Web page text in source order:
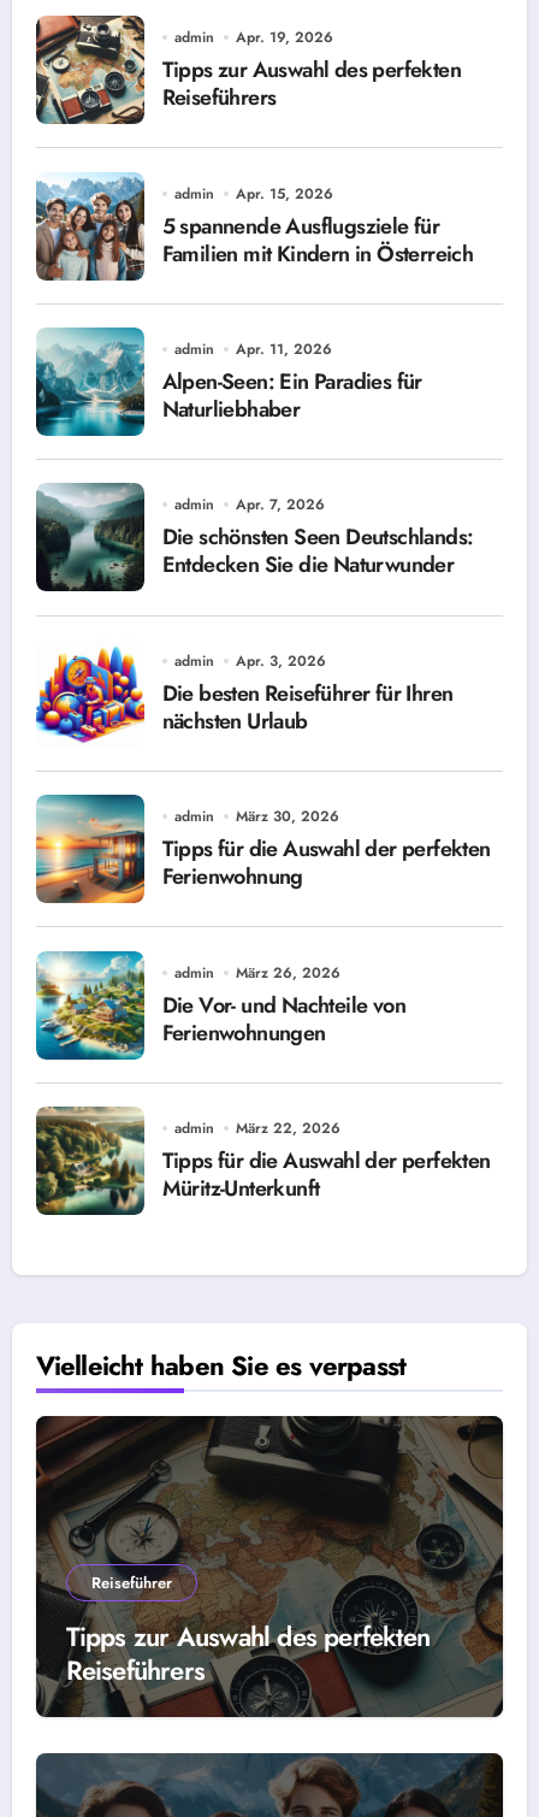
admin Apr. 19, 2026
Tipps zur Auswahl des perfekten
Reiseführers
admin Apr. 15, 2026
5 spannende Ausflugsziele für
Familien mit Kindern in Österreich
admin Apr. 11, 2026
Alpen-Seen: Ein Paradies für
Naturliebhaber
admin Apr. 7, 2026
Die schönsten Seen Deutschlands:
Entdecken Sie die Naturwunder
admin Apr. 3, 2026
Die besten Reiseführer für Ihren
nächsten Urlaub
admin März 30, 2026
Tipps für die Auswahl der perfekten
Ferienwohnung
admin März 26, 2026
Die Vor- und Nachteile von
Ferienwohnungen
admin März 22, 2026
Tipps für die Auswahl der perfekten
Müritz-Unterkunft
Vielleicht haben Sie es verpasst
Reiseführer
Tipps zur Auswahl des perfekten
Reiseführers